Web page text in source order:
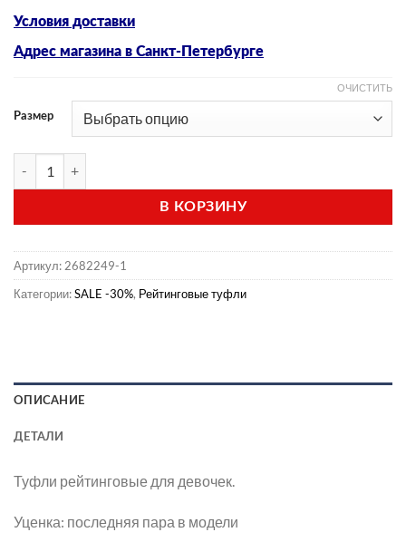
Условия доставки
Адрес магазина в Санкт-Петербурге
Размер
ОЧИСТИТЬ
В КОРЗИНУ
Артикул: 2682249-1
Категории:SALE -30%, Рейтинговые туфли
ОПИСАНИЕ
ДЕТАЛИ
Туфли рейтинговые для девочек.
Уценка: последняя пара в модели